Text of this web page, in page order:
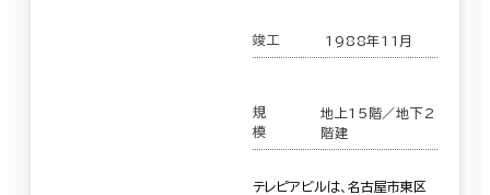
竣工 1988年11月
規
模
地上15階／地下2
階建
テレピアビルは、名古屋市東区